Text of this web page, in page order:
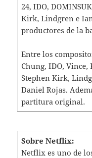
24, IDO,
Kirk, Lindgren e
productores de la
Entre los
Chung, IDO, Vince,
Stephen Kirk,
Daniel Rojas.
partitura original.
Sobre Netflix:
Netflix es uno de